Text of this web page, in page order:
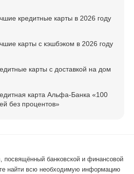
кредитные карты в 2026 году
карты с кэшбэком в 2026 году
карты с доставкой на дом
карта Альфа-Банка «100
без процентов»
посвящённый банковской и финансовой
найти всю необходимую информацию